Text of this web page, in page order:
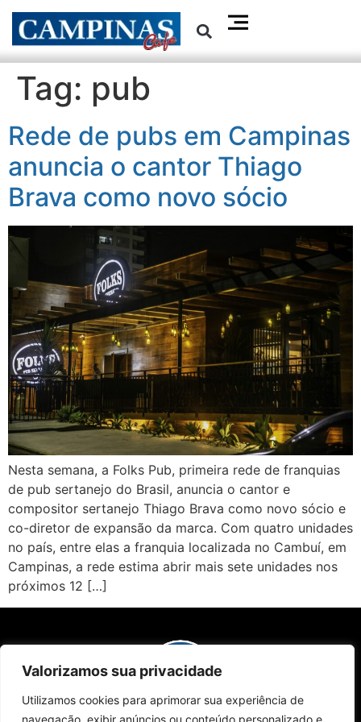
Valorizamos sua privacidade
Utilizamos cookies para aprimorar sua experiência de
navegação, exibir anúncios ou conteúdo personalizado e
Tag: pub
Rede de pubs em Campinas
anuncia o cantor Thiago
Brava como novo sócio
Nesta semana, a Folks Pub, primeira rede de franquias
de pub sertanejo do Brasil, anuncia o cantor e
compositor sertanejo Thiago Brava como novo sócio e
co-diretor de expansão da marca. Com quatro unidades
no país, entre elas a franquia localizada no Cambuí, em
Campinas, a rede estima abrir mais sete unidades nos
próximos 12 […]
Sobre NósEdições da RevistaComo AnunciarContato